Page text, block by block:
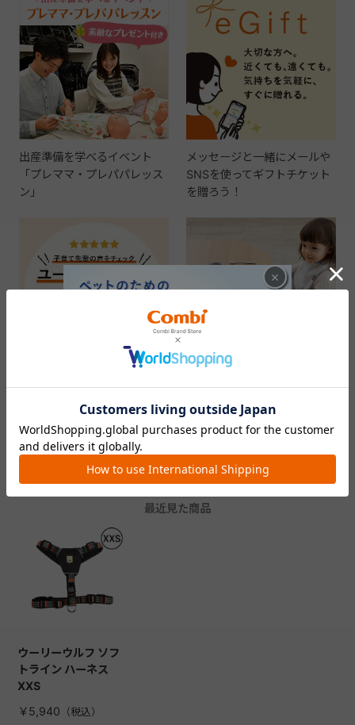
出産準備を学べるイベント
「プレママ・プレパパレッス
ン」
メッセージと一緒にメールや
SNSを使ってギフトチケット
を贈ろう！
出産準備の参考に。実際に使
ってみた感想をチェック！
ギフトを贈ってお祝いしよ
う！
CHECKED ITEM
最近見た商品
ウーリーウルフ ソフ
トライン ハーネス
XXS
￥5,940
×